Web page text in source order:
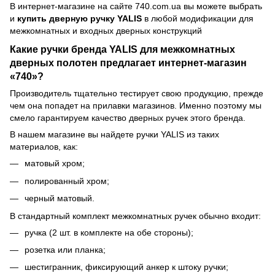
В интернет-магазине на сайте 740.com.ua вы можете выбрать
и купить дверную ручку YALIS в любой модификации для
межкомнатных и входных дверных конструкций
Какие ручки бренда YALIS для межкомнатных
дверных полотен предлагает интернет-магазин
«740»?
Производитель тщательно тестирует свою продукцию, прежде
чем она попадет на прилавки магазинов. Именно поэтому мы
смело гарантируем качество дверных ручек этого бренда.
В нашем магазине вы найдете ручки YALIS из таких
материалов, как:
матовый хром;
полированный хром;
черный матовый.
В стандартный комплект межкомнатных ручек обычно входит:
ручка (2 шт. в комплекте на обе стороны);
розетка или планка;
шестигранник, фиксирующий анкер к штоку ручки;